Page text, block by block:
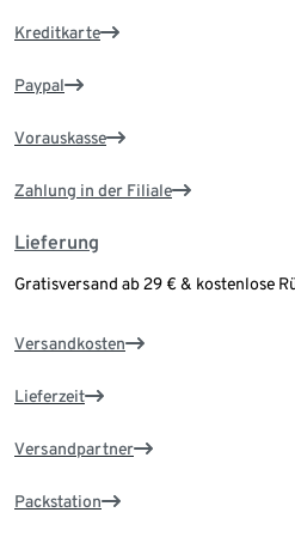
Kreditkarte
Paypal
Vorauskasse
Zahlung in der Filiale
Lieferung
Gratisversand ab 29 € & kostenlose
Versandkosten
Lieferzeit
Versandpartner
Packstation